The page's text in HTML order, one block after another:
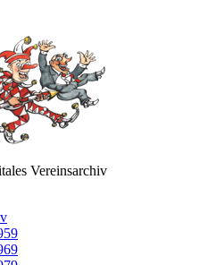
Vereinsarchiv